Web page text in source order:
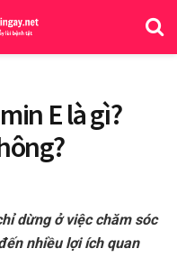
E là gì?
dừng ở việc chăm sóc
nhiều lợi ích quan